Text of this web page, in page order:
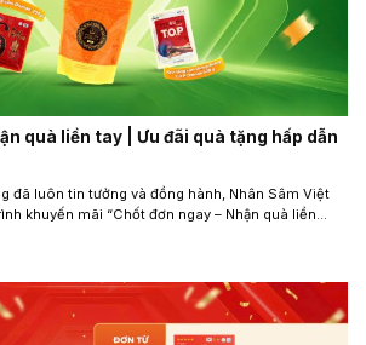
quà liền tay | Ưu đãi quà tặng hấp dẫn
đã luôn tin tưởng và đồng hành, Nhân Sâm Việt
khuyến mãi “Chốt đơn ngay – Nhận quà liền...